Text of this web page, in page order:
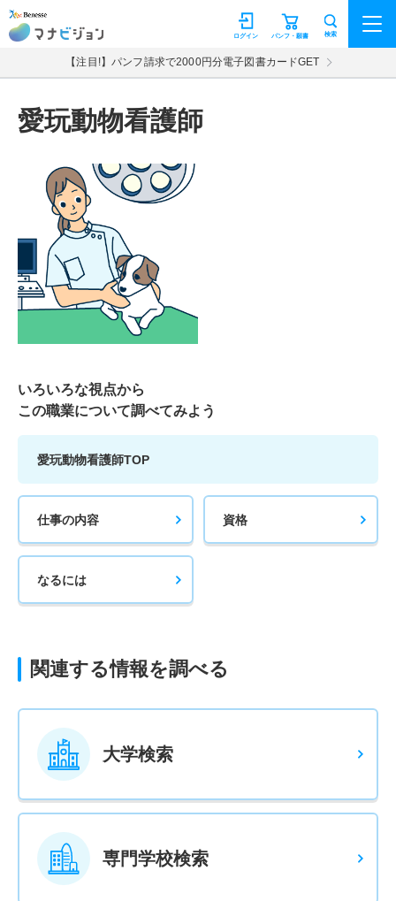
マナビジョン パンフ・願書
ログイン 検索
【注目!】パンフ請求で2000円分電子図書カードGET
愛玩動物看護師
いろいろな視点から
この職業について調べてみよう
愛玩動物看護師TOP
仕事の内容 資格
なるには
関連する情報を調べる
大学検索
専門学校検索